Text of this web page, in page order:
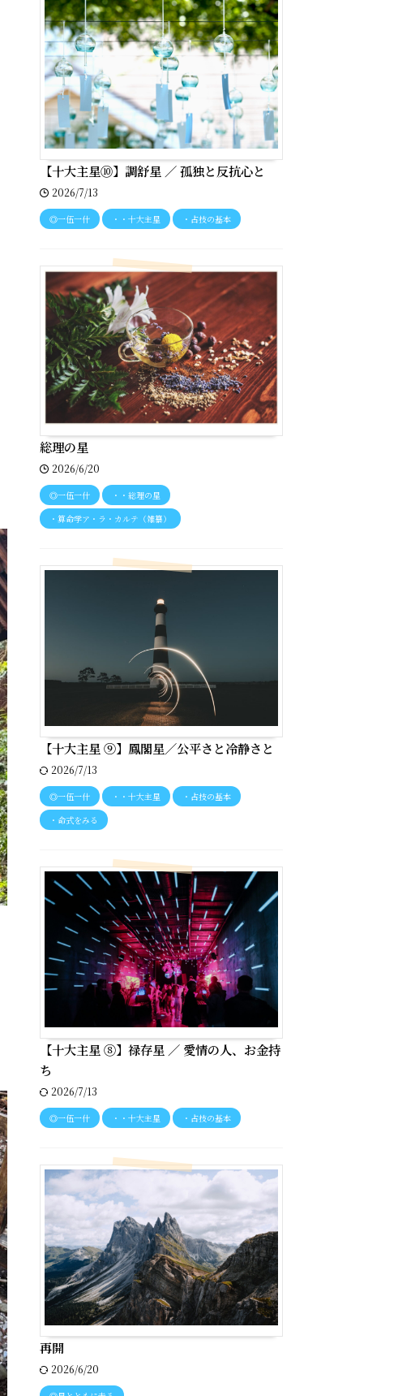
【十大主星⑩】調舒星 ／ 孤独と反抗心と
2026/7/13
◎一伍一什 ・・十大主星 ・占技の基本
総理の星
2026/6/20
◎一伍一什
・・総理の星
・算命学ア・ラ・カルテ（雑纂）
【十大主星 ⑨】鳳閣星／公平さと冷静さと
2026/7/13
◎一伍一什 ・・十大主星
・占技の基本
・命式をみる
【十大主星 ⑧】禄存星 ／ 愛情の人、お金持
ち
2026/7/13
◎一伍一什 ・・十大主星 ・占技の基本
再開
2026/6/20